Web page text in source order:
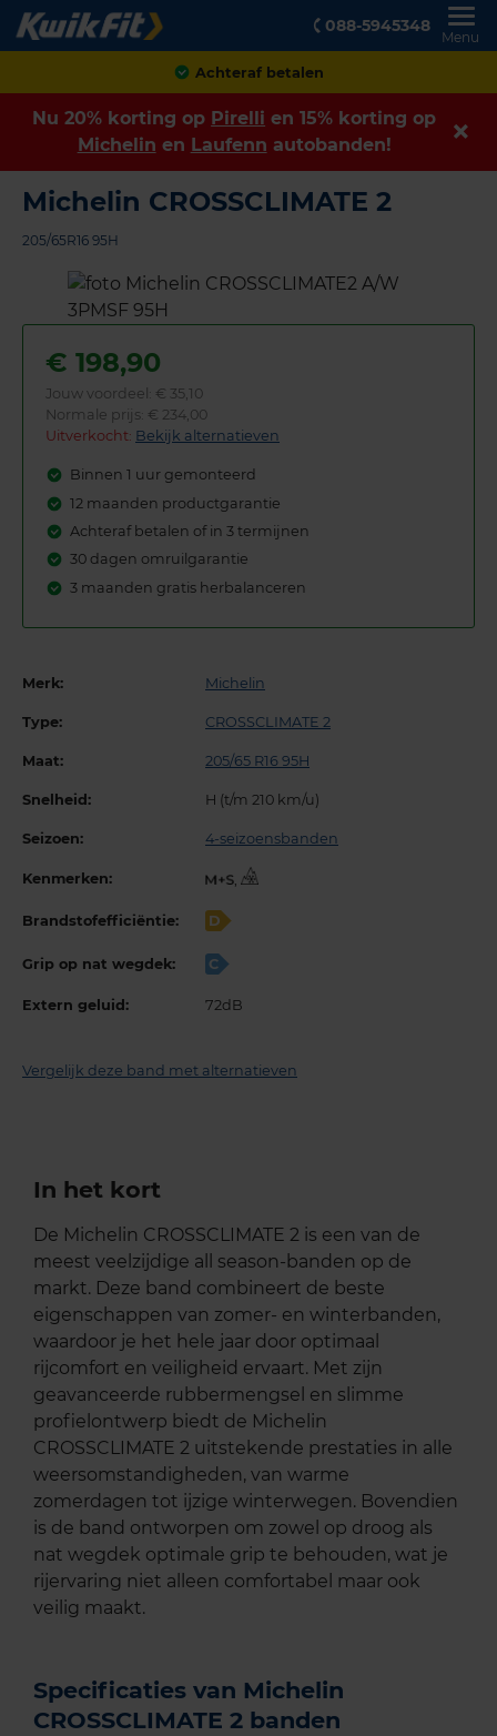
088-5945348
Menu
Achteraf betalen
Nu 20% korting op Pirelli en 15% korting op
Michelin en Laufenn autobanden!
Michelin CROSSCLIMATE 2
205/65R16 95H
€ 198,90
Jouw voordeel: € 35,10
Normale prijs: € 234,00
Uitverkocht: Bekijk alternatieven
Binnen 1 uur gemonteerd
12 maanden productgarantie
Achteraf betalen of in 3 termijnen
30 dagen omruilgarantie
3 maanden gratis herbalanceren
Merk: Michelin
Type: CROSSCLIMATE 2
Maat: 205/65 R16 95H
Snelheid: H (t/m 210 km/u)
Seizoen: 4-seizoensbanden
Kenmerken: ,
Brandstofefficiëntie: D
Grip op nat wegdek: C
Extern geluid: 72dB
Vergelijk deze band met alternatieven
In het kort
De Michelin CROSSCLIMATE 2 is een van de
meest veelzijdige all season-banden op de
markt. Deze band combineert de beste
eigenschappen van zomer- en winterbanden,
waardoor je het hele jaar door optimaal
rijcomfort en veiligheid ervaart. Met zijn
geavanceerde rubbermengsel en slimme
profielontwerp biedt de Michelin
CROSSCLIMATE 2 uitstekende prestaties in alle
weersomstandigheden, van warme
zomerdagen tot ijzige winterwegen. Bovendien
is de band ontworpen om zowel op droog als
nat wegdek optimale grip te behouden, wat je
rijervaring niet alleen comfortabel maar ook
veilig maakt.
Specificaties van Michelin
CROSSCLIMATE 2 banden